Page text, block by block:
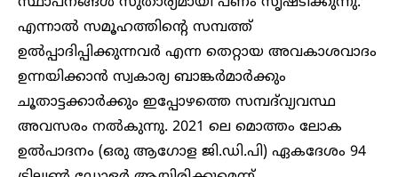
എന്നാൽ സമൂഹത്തിന്റെ സമ്പത്ത്
ഉൽപ്പാദിപ്പിക്കുന്നവർ എന്ന തെറ്റായ അവകാശവാദം
ഉന്നയിക്കാൻ സ്വകാര്യ ബാങ്കർമാർക്കും
ചൂതാട്ടക്കാർക്കും ഇപ്പോഴത്തെ സമ്പദ്‌വ്യവസ്ഥ
അവസരം നൽകുന്നു. 2021 ലെ മൊത്തം ലോക
ഉൽപാദനം (ഒരു ആഗോള ജി.ഡി.പി) ഏകദേശം 94